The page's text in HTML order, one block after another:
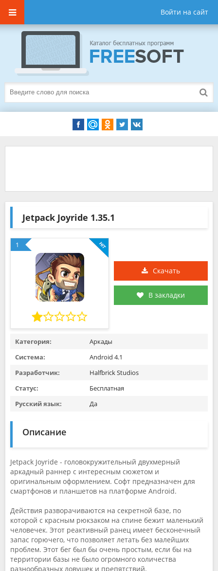
Войти на сайт
Jetpack Joyride 1.35.1
1
Скачать
В закладки
Категория:
Аркады
Система:
Android 4.1
Разработчик:
Halfbrick Studios
Статус:
Бесплатная
Русский язык:
Да
Описание
Jetpack Joyride - головокружительный двухмерный
аркадный раннер с интересным сюжетом и
оригинальным оформлением. Софт предназначен для
смартфонов и планшетов на платформе Android.
Действия разворачиваются на секретной базе, по
которой с красным рюкзаком на спине бежит маленький
человечек. Этот реактивный ранец имеет бесконечный
запас горючего, что позволяет летать без малейших
проблем. Этот бег был бы очень простым, если бы на
территории базы не было огромного количества
разнообразных ловушек и препятствий.